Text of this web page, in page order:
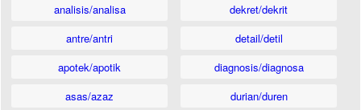
analisis/analisa
antre/antri
apotek/apotik
asas/azaz
dekret/dekrit
detail/detil
diagnosis/diagnosa
durian/duren